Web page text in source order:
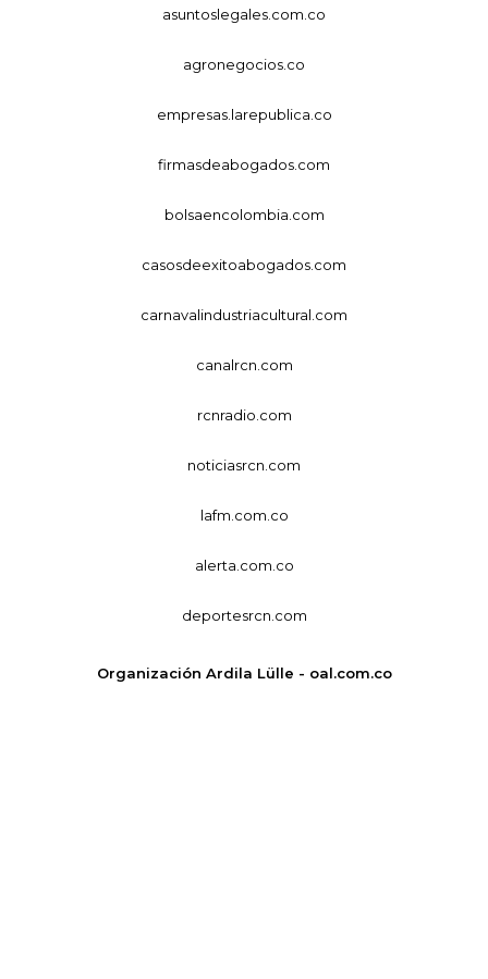
asuntoslegales.com.co
agronegocios.co
empresas.larepublica.co
firmasdeabogados.com
bolsaencolombia.com
casosdeexitoabogados.com
carnavalindustriacultural.com
canalrcn.com
rcnradio.com
noticiasrcn.com
lafm.com.co
alerta.com.co
deportesrcn.com
Organización Ardila Lülle - oal.com.co